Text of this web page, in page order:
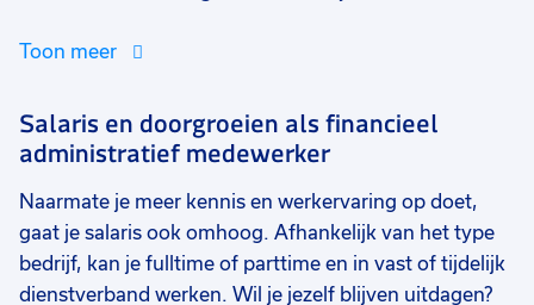
Toon meer
Salaris en doorgroeien als financieel
administratief medewerker
Naarmate je meer kennis en werkervaring op doet,
gaat je salaris ook omhoog. Afhankelijk van het type
bedrijf, kan je fulltime of parttime en in vast of tijdelijk
dienstverband werken. Wil je jezelf blijven uitdagen?